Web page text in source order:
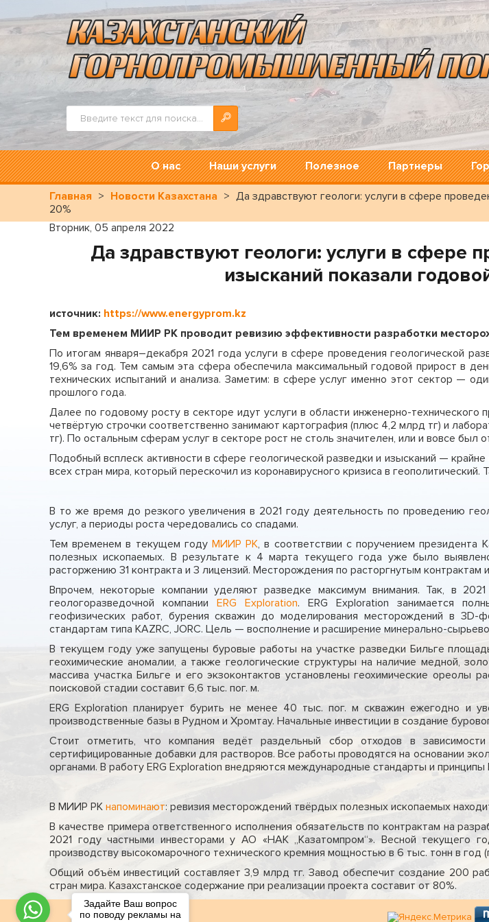
О нас Наши услуги Полезное Партнеры
Главная > Новости Казахстана > Да здравствуют геологи: услуги в сфере
20%
Вторник, 05 апреля 2022
Да здравствуют геологи: услуги в сфере
изысканий показали
источник: https://www.energyprom.kz
Тем временем МИИР РК проводит ревизию эффективности разработки
По итогам января–декабря 2021 года услуги в сфере проведения геологической
19,6% за год. Тем самым эта сфера обеспечила максимальный годовой прирост в
технических испытаний и анализа. Заметим: в сфере услуг именно этот сектор —
прошлого года.
Далее по годовому росту в секторе идут услуги в области инженерно-
четвёртую строчки соответственно занимают картография (плюс 4,2 млрд тг) и
тг). По остальным сферам услуг в секторе рост не столь значителен, или и вовсе был
Подобный всплеск активности в сфере геологической разведки и изысканий —
всех стран мира, который перескочил из коронавирусного кризиса в
В то же время до резкого увеличения в 2021 году деятельность по проведению
услуг, а периоды роста чередовались со спадами.
Тем временем в текущем годуМИИР РК, в соответствии с поручением
полезных ископаемых. В результате к 4 марта текущего года уже было
расторжению 31 контракта и 3 лицензий. Месторождения по расторгнутым контрактам
Впрочем, некоторые компании уделяют разведке максимум внимания. Так, в
геологоразведочной компании ERG Exploration. ERG Exploration занимается
геофизических работ, бурения скважин до моделирования месторождений в
стандартам типа KAZRC, JORC. Цель — восполнение и расширение минерально-
В текущем году уже запущены буровые работы на участке разведки Бильге
геохимические аномалии, а также геологические структуры на наличие медной,
массива участка Бильге и его экзоконтактов установлены геохимические
поисковой стадии составит 6,6 тыс. пог. м.
ERG Exploration планирует бурить не менее 40 тыс. пог. м скважин ежегодно и
производственные базы в Рудном и Хромтау. Начальные инвестиции в создание
Стоит отметить, что компания ведёт раздельный сбор отходов в
сертифицированные добавки для растворов. Все работы проводятся на основании
органами. В работу ERG Exploration внедряются международные стандарты и принципы
В МИИР РК напоминают: ревизия месторождений твёрдых полезных ископаемых
В качестве примера ответственного исполнения обязательств по контрактам на
2021 году частными инвесторами у АО «НАК „Казатомпром“». Весной текущего
производству высокомарочного технического кремния мощностью в 6 тыс. тонн в год
Общий объём инвестиций составляет 3,9 млрд тг. Завод обеспечит создание 200
стран мира. Казахстанское содержание при реализации проекта составит от 80%.
Задайте Ваш вопрос
по поводу рекламы на